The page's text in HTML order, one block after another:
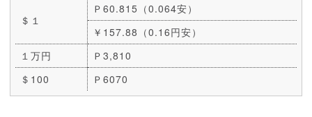
＄１
Ｐ60.815（0.064安）
￥157.88（0.16円安）
１万円
Ｐ3,810
＄100
Ｐ6070